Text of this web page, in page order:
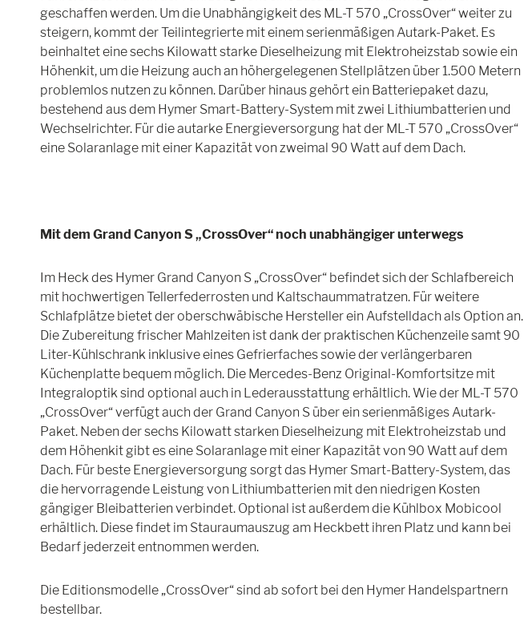
geschaffen werden. Um die Unabhängigkeit des ML-T 570 „CrossOver“ weiter zu
steigern, kommt der Teilintegrierte mit einem serienmäßigen Autark-Paket. Es
beinhaltet eine sechs Kilowatt starke Dieselheizung mit Elektroheizstab sowie ein
Höhenkit, um die Heizung auch an höhergelegenen Stellplätzen über 1.500 Metern
problemlos nutzen zu können. Darüber hinaus gehört ein Batteriepaket dazu,
bestehend aus dem Hymer Smart-Battery-System mit zwei Lithiumbatterien und
Wechselrichter. Für die autarke Energieversorgung hat der ML-T 570 „CrossOver“
eine Solaranlage mit einer Kapazität von zweimal 90 Watt auf dem Dach.
Mit dem Grand Canyon S „CrossOver“ noch unabhängiger unterwegs
Im Heck des Hymer Grand Canyon S „CrossOver“ befindet sich der Schlafbereich
mit hochwertigen Tellerfederrosten und Kaltschaummatratzen. Für weitere
Schlafplätze bietet der oberschwäbische Hersteller ein Aufstelldach als Option an.
Die Zubereitung frischer Mahlzeiten ist dank der praktischen Küchenzeile samt 90
Liter-Kühlschrank inklusive eines Gefrierfaches sowie der verlängerbaren
Küchenplatte bequem möglich. Die Mercedes-Benz Original-Komfortsitze mit
Integraloptik sind optional auch in Lederausstattung erhältlich. Wie der ML-T 570
„CrossOver“ verfügt auch der Grand Canyon S über ein serienmäßiges Autark-
Paket. Neben der sechs Kilowatt starken Dieselheizung mit Elektroheizstab und
dem Höhenkit gibt es eine Solaranlage mit einer Kapazität von 90 Watt auf dem
Dach. Für beste Energieversorgung sorgt das Hymer Smart-Battery-System, das
die hervorragende Leistung von Lithiumbatterien mit den niedrigen Kosten
gängiger Bleibatterien verbindet. Optional ist außerdem die Kühlbox Mobicool
erhältlich. Diese findet im Stauraumauszug am Heckbett ihren Platz und kann bei
Bedarf jederzeit entnommen werden.
Die Editionsmodelle „CrossOver“ sind ab sofort bei den Hymer Handelspartnern
bestellbar.